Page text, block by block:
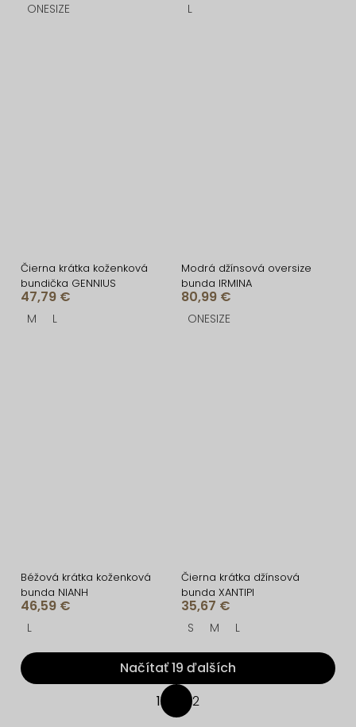
ONESIZE L
Čierna krátka koženková
bundička GENNIUS
47,79 €
M L
Modrá džínsová oversize
bunda IRMINA
80,99 €
ONESIZE
Béžová krátka koženková
bunda NIANH
46,59 €
L
Čierna krátka džínsová
bunda XANTIPI
35,67 €
S M L
O
v
Načítať 19 ďalších
1 2